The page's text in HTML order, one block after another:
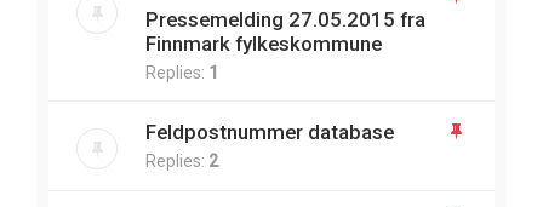
Pressemelding 27.05.2015 fra
Finnmark fylkeskommune
Replies: 1
Feldpostnummer database
Replies: 2